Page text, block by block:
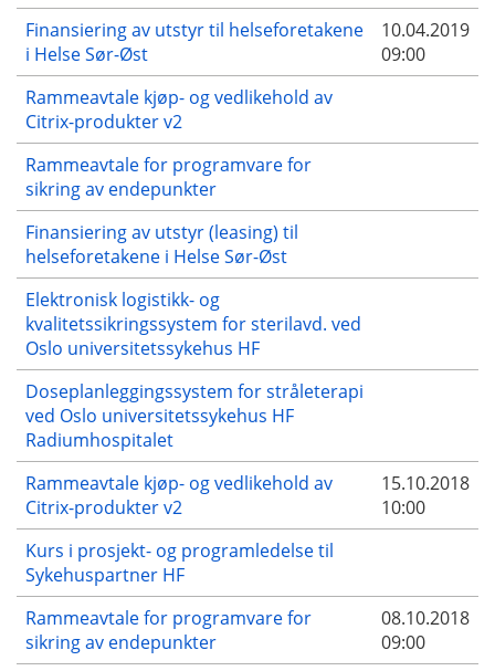
Finansiering av utstyr til helseforetakene
i Helse Sør-Øst
10.04.2019
09:00
Rammeavtale kjøp- og vedlikehold av
Citrix-produkter v2
Rammeavtale for programvare for
sikring av endepunkter
Finansiering av utstyr (leasing) til
helseforetakene i Helse Sør-Øst
Elektronisk logistikk- og
kvalitetssikringssystem for sterilavd. ved
Oslo universitetssykehus HF
Doseplanleggingssystem for stråleterapi
ved Oslo universitetssykehus HF
Radiumhospitalet
Rammeavtale kjøp- og vedlikehold av
Citrix-produkter v2
15.10.2018
10:00
Kurs i prosjekt- og programledelse til
Sykehuspartner HF
Rammeavtale for programvare for
sikring av endepunkter
08.10.2018
09:00